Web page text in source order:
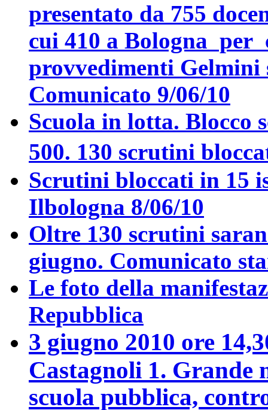
presentato da 755
cui 410 a Bologna per
provvedimenti
Comunicato 9/06/10
Scuola in lotta. Blocco
500. 130 scrutini
Scrutini bloccati in 15
Ilbologna 8/06/10
Oltre 130 scrutini
giugno. Comunicato
Le foto della
Repubblica
3 giugno 2010 ore
Castagnoli 1. Grande
scuola pubblica,